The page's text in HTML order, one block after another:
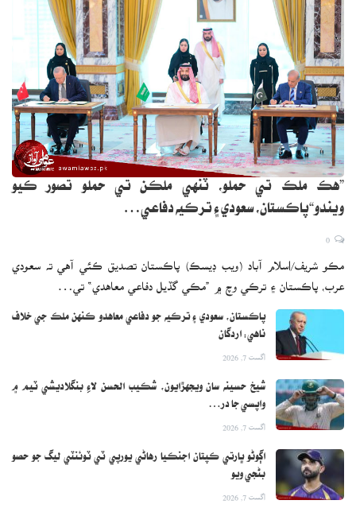
”هڪ ملڪ تي حملو، ٽنهي ملڪن تي حملو تصور ڪيو
ويندو“پاڪستان، سعودي ۽ ترڪيه دفاعي…
مڪو شريف/اسلام آباد (ويب ڊيسڪ) پاڪستان تصديق ڪئي آهي ته سعودي
عرب، پاڪستان ۽ ترڪي وچ ۾ ”مڪي گڏيل دفاعي معاهدي“ تي…
پاڪستان، سعودي ۽ ترڪيه جو دفاعي معاهدو ڪنهن ملڪ جي خلاف
ناهي: اردگان
اگست 7, 2026
شيخ حسينه سان ويجهڙايون، شڪيب الحسن لاءِ بنگلاديشي ٽيم ۾
واپسي جا در…
اگست 7, 2026
اڳوڻو ڀارتي ڪپتان اجنڪيا رهاڻي يورپي ٽي ٽوئنٽي ليگ جو حصو
بڻجي ويو
اگست 7, 2026